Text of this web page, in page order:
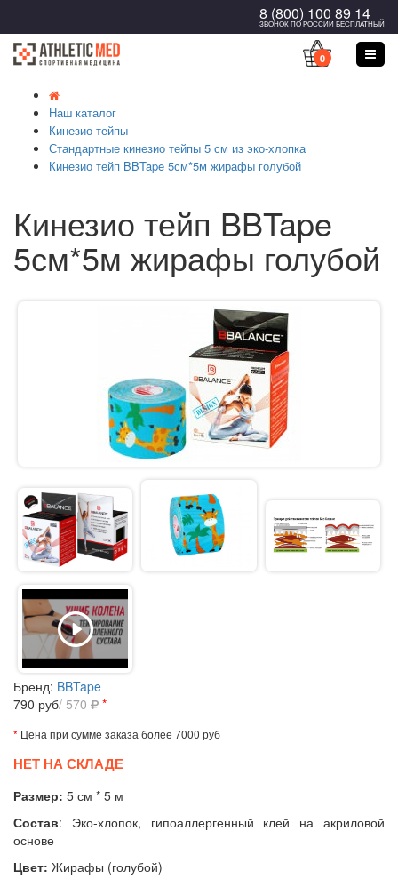
8 (800) 100 89 14
ЗВОНОК ПО РОССИИ БЕСПЛАТНЫЙ
0
Наш каталог
Кинезио тейпы
Стандартные кинезио тейпы 5 см из эко-хлопка
Кинезио тейп BBTape 5см*5м жирафы голубой
Кинезио тейп BBTape
5см*5м жирафы голубой
Бренд: BBTape
790 руб/ 570 *
* Цена при сумме заказа более 7000 руб
НЕТ НА СКЛАДЕ
Размер: 5 см * 5 м
Состав: Эко-хлопок, гипоаллергенный клей на акриловой
основе
Цвет: Жирафы (голубой)